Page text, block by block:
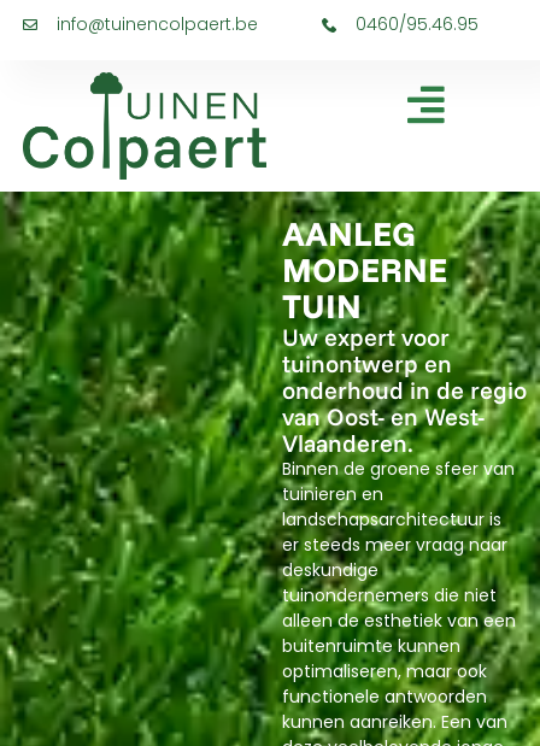
info@tuinencolpaert.be 0460/95.46.95
AANLEG
MODERNE
TUIN
Uw expert voor
tuinontwerp en
onderhoud in de regio
van Oost- en West-
Vlaanderen.
Binnen de groene sfeer van
tuinieren en
landschapsarchitectuur is
er steeds meer vraag naar
deskundige
tuinondernemers die niet
alleen de esthetiek van een
buitenruimte kunnen
optimaliseren, maar ook
functionele antwoorden
kunnen aanreiken. Een van